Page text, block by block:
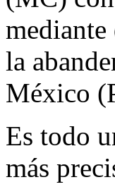
mediante
la
México
Es todo
más